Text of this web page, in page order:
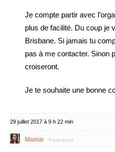
Je compte partir avec
plus de facilité. Du coup je
Brisbane. Si jamais tu
pas à me contacter. Sinon
croiseront.
Je te souhaite une bonne
29 juillet 2017 à 9 h 22 min
Mamar Participant